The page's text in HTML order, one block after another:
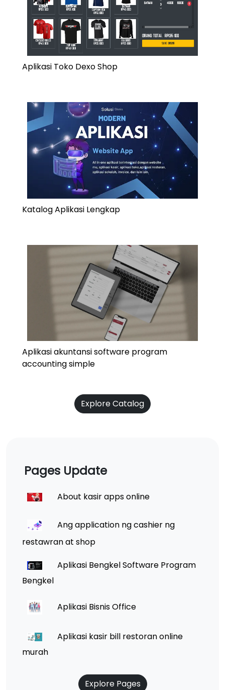
Aplikasi Toko Dexo Shop
Katalog Aplikasi Lengkap
Aplikasi akuntansi software program
accounting simple
Explore Catalog
Pages Update
About kasir apps online
Ang application ng cashier ng
restawran at shop
Aplikasi Bengkel Software Program
Bengkel
Aplikasi Bisnis Office
Aplikasi kasir bill restoran online
murah
Explore Pages